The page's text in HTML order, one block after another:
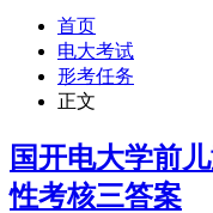
首页
电大考试
形考任务
正文
国开电大学前
性考核三答案